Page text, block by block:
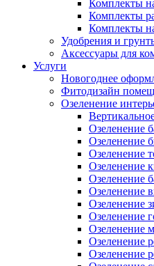
Комплекты
Комплекты
Комплекты
Удобрения и
Аксессуары для
Услуги
Новогоднее
Фитодизайн
Озеленение
Озеленение
Озеленение
Озеленение
Озеленение
Озеленение
Озеленение
Озеленение
Озеленение
Озеленение
Озеленение
Озеленение